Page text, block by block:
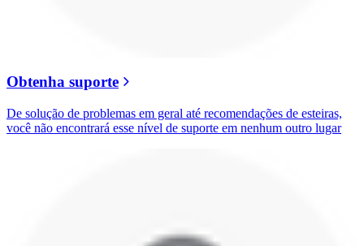
Obtenha suporte
De solução de problemas em geral até recomendações de esteiras,
você não encontrará esse nível de suporte em nenhum outro lugar